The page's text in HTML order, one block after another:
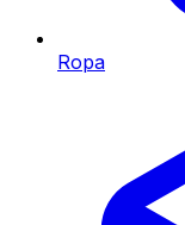
Ropa